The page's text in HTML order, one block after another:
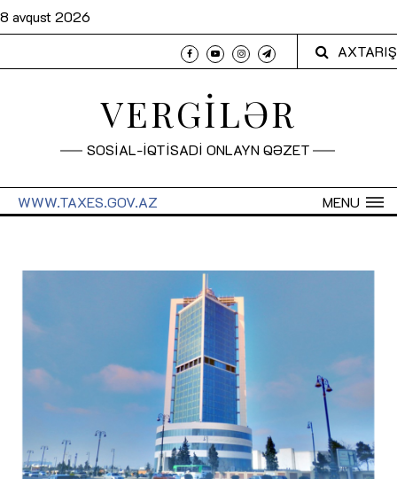
8 avqust 2026
AXTARIŞ
VERGİLƏR
SOSİAL-İQTİSADİ ONLAYN QƏZET
MENU
WWW.TAXES.GOV.AZ